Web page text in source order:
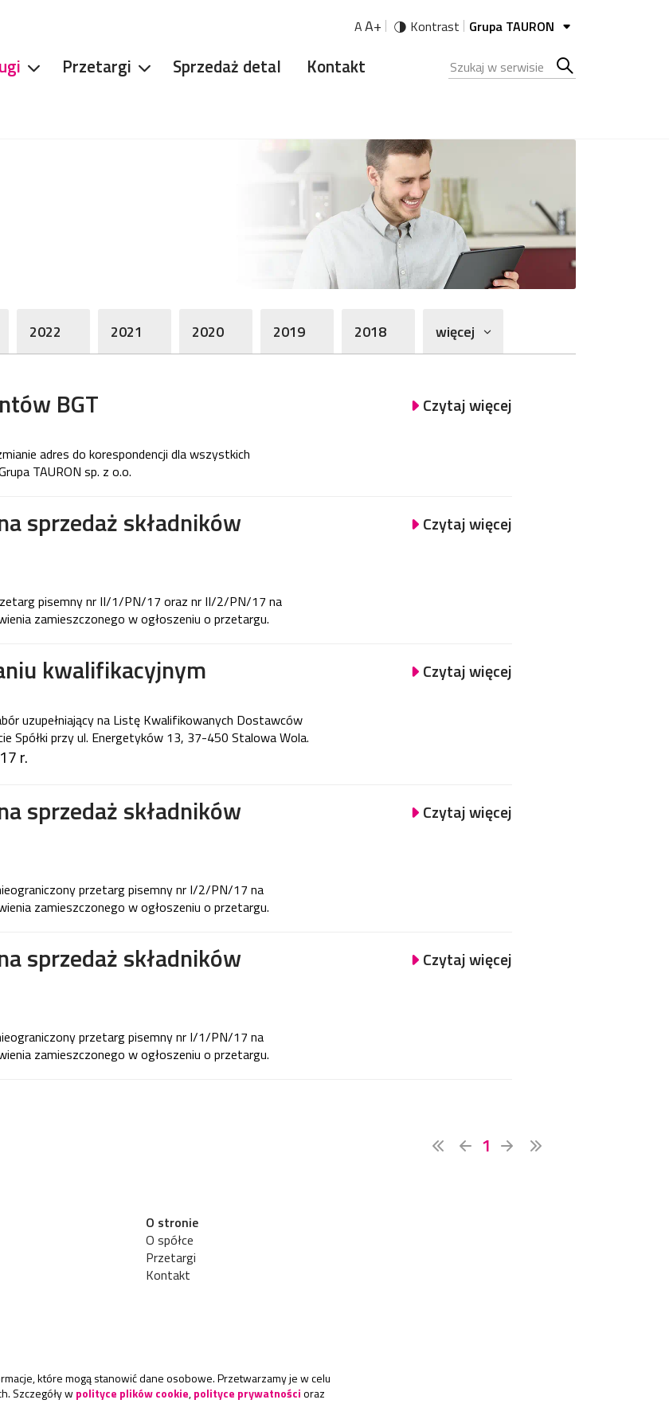
serwisie
Grupa TAURON
Przetargi Sprzedaż detal Kontakt
AA+ Kontrast
2022 2021 2020 2019 2018 więcej
BGT
adres do korespondencji dla wszystkich
TAURON sp. z o.o.
Czytaj więcej
sprzedaż składników
pisemny nr II/1/PN/17 oraz nr II/2/PN/17 na
zamieszczonego w ogłoszeniu o przetargu.
Czytaj więcej
kwalifikacyjnym
uzupełniający na Listę Kwalifikowanych Dostawców
Spółki przy ul. Energetyków 13, 37-450 Stalowa Wola.
r.
Czytaj więcej
sprzedaż składników
przetarg pisemny nr I/2/PN/17 na
zamieszczonego w ogłoszeniu o przetargu.
Czytaj więcej
sprzedaż składników
przetarg pisemny nr I/1/PN/17 na
zamieszczonego w ogłoszeniu o przetargu.
Czytaj więcej
1
O stronie
O spółce
Przetargi
Kontakt
które mogą stanowić dane osobowe. Przetwarzamy je w celu
Szczegóły wpolityce plików cookie,polityce prywatnościoraz